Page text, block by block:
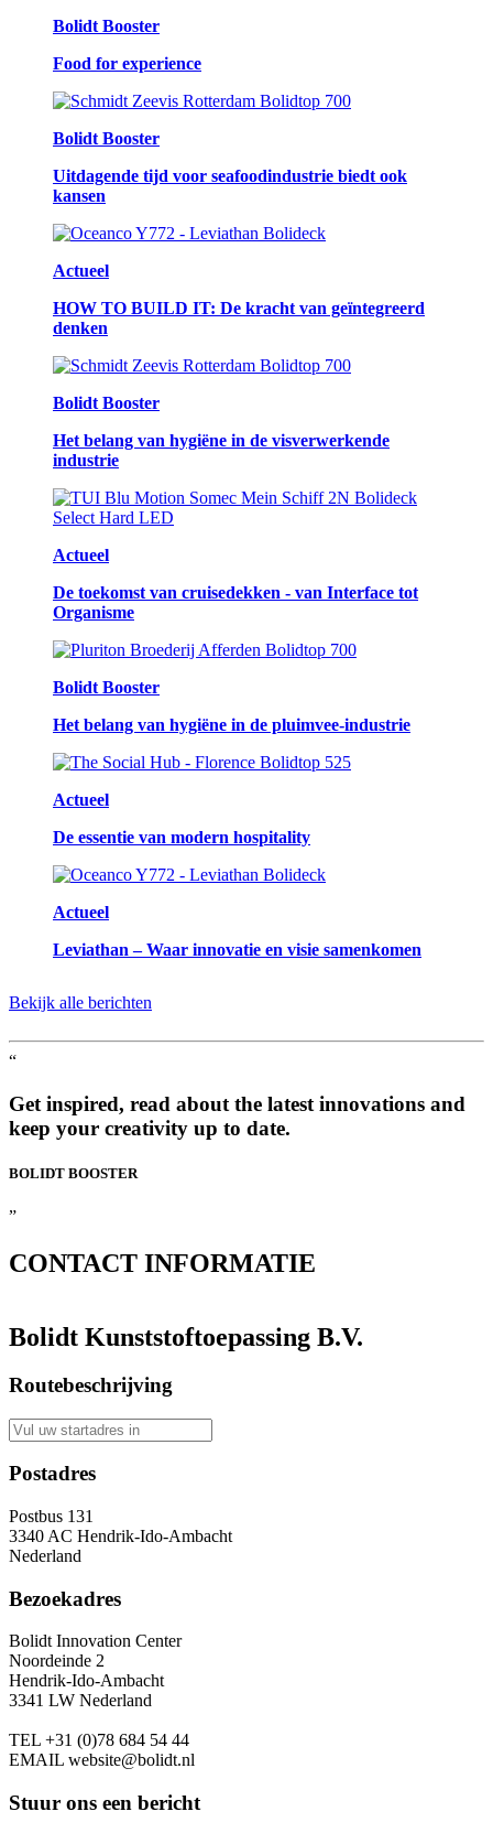
Bolidt Booster
Food for experience
Bolidt Booster
Uitdagende tijd voor seafoodindustrie biedt ook
kansen
Actueel
HOW TO BUILD IT: De kracht van geïntegreerd
denken
Bolidt Booster
Het belang van hygiëne in de visverwerkende
industrie
Actueel
De toekomst van cruisedekken - van Interface tot
Organisme
Bolidt Booster
Het belang van hygiëne in de pluimvee-industrie
Actueel
De essentie van modern hospitality
Actueel
Leviathan – Waar innovatie en visie samenkomen
Bekijk alle berichten
“
Get inspired, read about the latest innovations and
keep your creativity up to date.
BOLIDT BOOSTER
”
CONTACT INFORMATIE
Bolidt Kunststoftoepassing B.V.
Routebeschrijving
Postadres
Postbus 131
3340 AC Hendrik-Ido-Ambacht
Nederland
Bezoekadres
Bolidt Innovation Center
Noordeinde 2
Hendrik-Ido-Ambacht
3341 LW Nederland
TEL +31 (0)78 684 54 44
EMAIL website@bolidt.nl
Stuur ons een bericht